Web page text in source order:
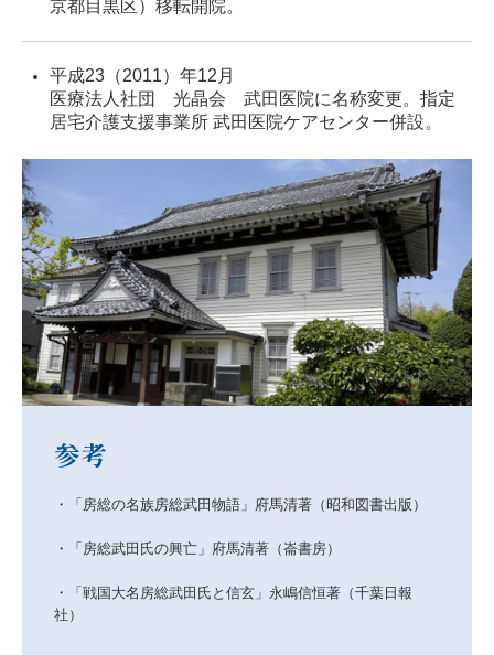
京都目黒区）移転開院。
平成23（2011）年12月
医療法人社団 光晶会 武田医院に名称変更。指定
居宅介護支援事業所 武田医院ケアセンター併設。
参考
・「房総の名族房総武田物語」府馬清著（昭和図書出版）
・「房総武田氏の興亡」府馬清著（崙書房）
・「戦国大名房総武田氏と信玄」永嶋信恒著（千葉日報
社）